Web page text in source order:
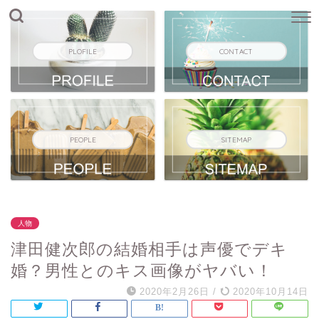
PLOFILE CONTACT
PEOPLE SITEMAP
人物
津田健次郎の結婚相手は声優でデキ
婚？男性とのキス画像がヤバい！
2020年2月26日 / 2020年10月14日